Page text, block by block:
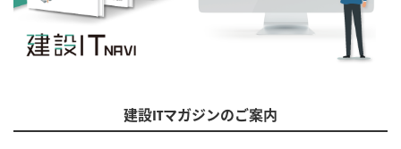
建設ITマガジンのご案内